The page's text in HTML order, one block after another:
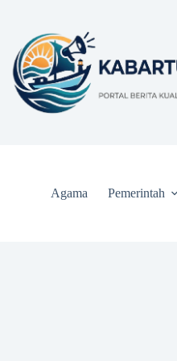
content
Agama Pemerintah